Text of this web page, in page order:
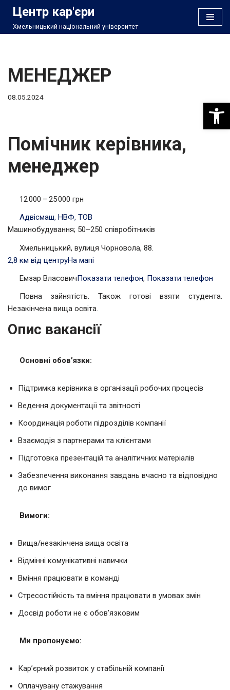
Перейти
Центр кар'єри
Хмельницький національний університет
МЕНЕДЖЕР
08.05.2024
Помічник керівника,
менеджер
12 000 – 25 000 грн
Адвісмаш, НВФ, ТОВ
Машинобудування; 50–250 співробітників
Хмельницький, вулиця Чорновола, 88.
2,8 км від центруНа мапі
Емзар ВласовичПоказати телефон, Показати телефон
Повна зайнятість. Також готові взяти студента.
Незакінчена вища освіта.
Опис вакансії
Основні обов’язки:
Підтримка керівника в організації робочих процесів
Ведення документації та звітності
Координація роботи підрозділів компанії
Взаємодія з партнерами та клієнтами
Підготовка презентацій та аналітичних матеріалів
Забезпечення виконання завдань вчасно та відповідно
до вимог
Вимоги:
Вища/незакінчена вища освіта
Відмінні комунікативні навички
Вміння працювати в команді
Стресостійкість та вміння працювати в умовах змін
Досвід роботи не є обов’язковим
Ми пропонуємо:
Кар’єрний розвиток у стабільній компанії
Оплачувану стажування